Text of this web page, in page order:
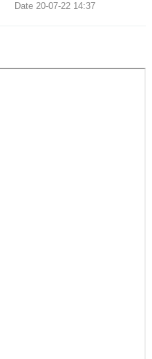
Date 20-07-22 14:37